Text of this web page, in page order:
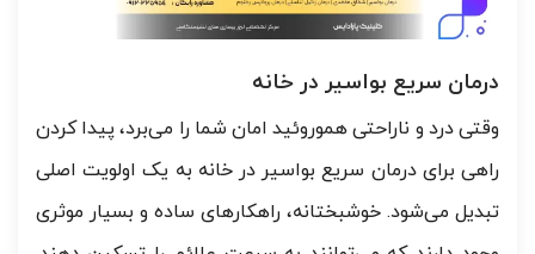
درمان سریع بواسیر در خانه
وقتی درد و ناراحتی هموروئید امان شما را می‌برد، پیدا کردن
راهی برای درمان سریع بواسیر در خانه به یک اولویت اصلی
تبدیل می‌شود. خوشبختانه، راهکارهای ساده و بسیار موثری